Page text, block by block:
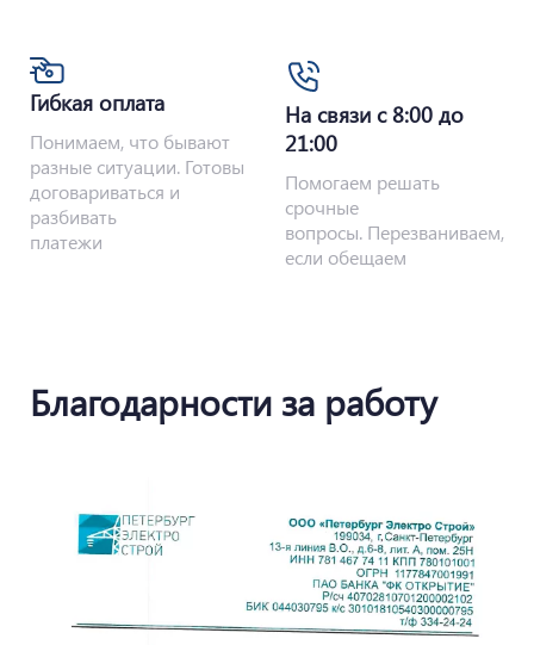
Гибкая оплата
Понимаем, что бывают
разные ситуации. Готовы
договариваться и
разбивать
платежи
На связи с 8:00 до
21:00
Помогаем решать
срочные
вопросы. Перезваниваем,
если обещаем
Благодарности за работу